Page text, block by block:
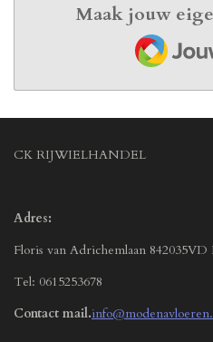
Maak jouw
JouwWeb
CK RIJWIELHANDEL
Adres:
Floris van Adrichemlaan
Tel: 0615253678
Contact mail.